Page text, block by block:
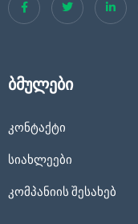
ბმულები
კონტაქტი
სიახლეები
კომპანიის შესახებ